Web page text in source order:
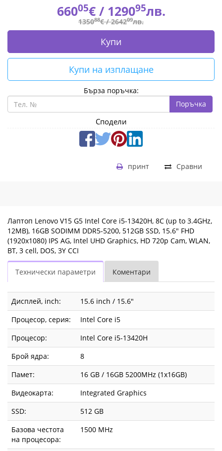
(1920x1080)
IPS
AG,
Intel
UHD
Graphics,
3
cell,
DOS,
CCI
83HF00GLBM
|
Fly.bg
66005€ / 129095лв.
135088€ /264209лв.
Купи
Купи на изплащане
Бърза поръчка:
Поръчка
Сподели
Сравни
принт
Лаптоп Lenovo V15 G5 Intel Core i5-13420H, 8C (up to 3.4GHz,
12MB), 16GB SODIMM DDR5-5200, 512GB SSD, 15.6" FHD
(1920x1080) IPS AG, Intel UHD Graphics, HD 720p Cam, WLAN,
BT, 3 cell, DOS, 3Y CCI
Технически параметри Коментари
Дисплей, inch:
15.6 inch / 15.6"
Процесор, серия:
Intel Core i5
Процесор:
Intel Core i5-13420H
Брой ядра:
8
Памет:
16 GB / 16GB 5200MHz (1x16GB)
Видеокарта:
Integrated Graphics
SSD:
512 GB
Базова честота
на процесора:
1500 MHz